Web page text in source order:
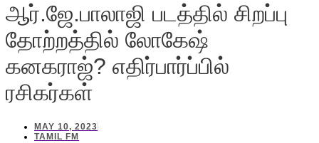
ஆர்.ஜே.பாலாஜி படத்தில் சிறப்பு
தோற்றத்தில் லோகேஷ்
கனகராஜ்? எதிர்பார்ப்பில்
ரசிகர்கள்
MAY 10, 2023
TAMIL FM